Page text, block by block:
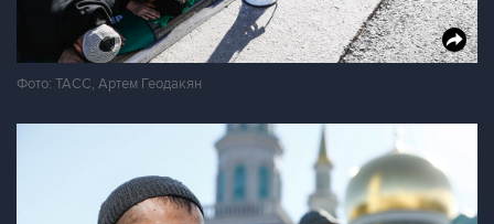
Фото: ТАСС, Артем Геодакян